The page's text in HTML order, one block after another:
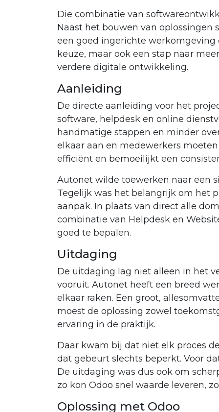
Die combinatie van
Naast het bouwen van oplossingen
een goed ingerichte werkomgeving
keuze, maar ook een stap naar
verdere digitale ontwikkeling.
Aanleiding
De directe aanleiding voor het
software, helpdesk en online
handmatige stappen en minder
elkaar aan en medewerkers
efficiënt en bemoeilijkt een
Autonet wilde toewerken naar een
Tegelijk was het belangrijk om het
aanpak. In plaats van direct alle
combinatie van Helpdesk en
goed te bepalen.
Uitdaging
De uitdaging lag niet alleen in het
vooruit. Autonet heeft een breed
elkaar raken. Een groot,
moest de oplossing zowel
ervaring in de praktijk.
Daar kwam bij dat niet elk proces
dat gebeurt slechts beperkt. Voor
De uitdaging was dus ook om
zo kon Odoo snel waarde leveren,
Oplossing met Odoo